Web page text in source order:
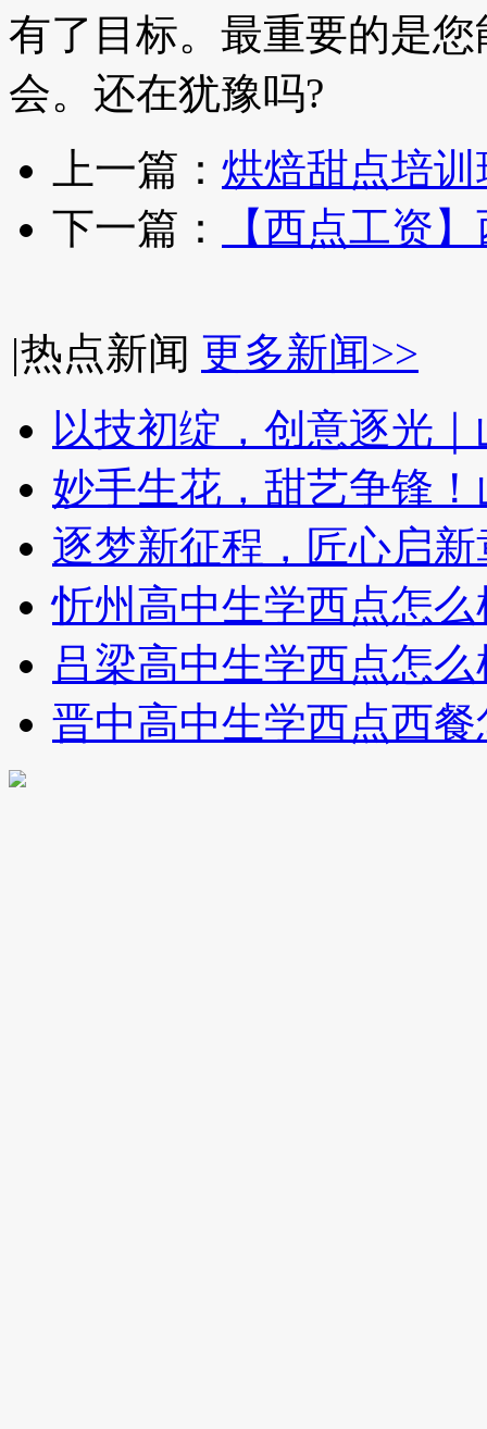
有了目标。最重要的是
会。还在犹豫吗?
上一篇： 烘焙甜点培
下一篇：
【西点工资
|热点新闻 更多新闻>>
以技初绽，创意逐光
妙手生花，甜艺争锋
逐梦新征程，匠心启新
忻州高中生学西点怎
吕梁高中生学西点怎
晋中高中生学西点西